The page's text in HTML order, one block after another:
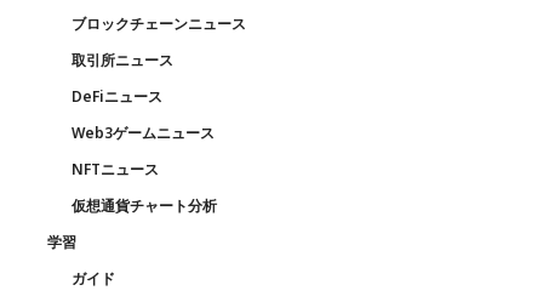
ブロックチェーンニュース
取引所ニュース
DeFiニュース
Web3ゲームニュース
NFTニュース
仮想通貨チャート分析
学習
ガイド